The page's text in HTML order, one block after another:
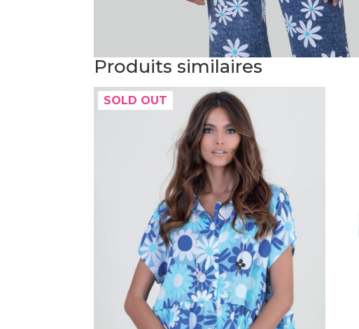
Produits similaires
SOLD OUT